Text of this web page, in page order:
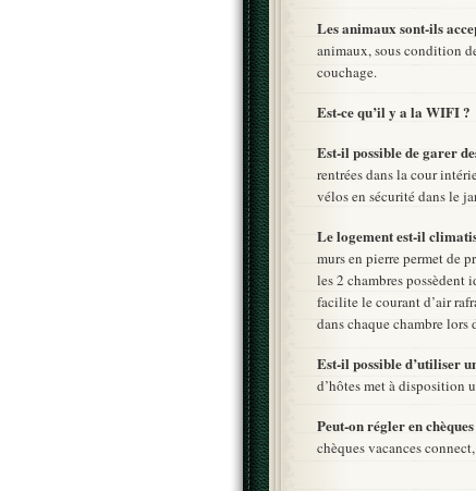
Les animaux sont-ils
animaux, sous condition
couchage.
Est-ce qu’il y a la WIFI ?
Est-il possible de garer
rentrées dans la cour
vélos en sécurité dans le
Le logement est-il
murs en pierre permet de
les 2 chambres possèdent
facilite le courant d’air
dans chaque chambre lors
Est-il possible d’utiliser
d’hôtes met à disposition
Peut-on régler en
chèques vacances